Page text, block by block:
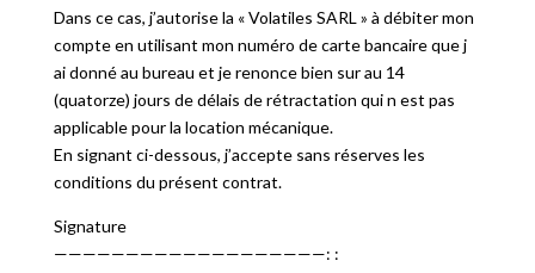
Dans ce cas, j’autorise la « Volatiles SARL » à débiter mon
compte en utilisant mon numéro de carte bancaire que j
ai donné au bureau et je renonce bien sur au 14
(quatorze) jours de délais de rétractation qui n est pas
applicable pour la location mécanique.
En signant ci-dessous, j’accepte sans réserves les
conditions du présent contrat.
Signature
———————————————————: :